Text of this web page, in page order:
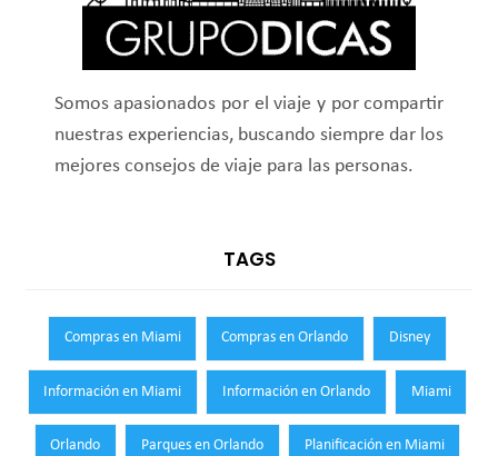
Somos apasionados por el viaje y por compartir
nuestras experiencias, buscando siempre dar los
mejores consejos de viaje para las personas.
TAGS
Compras en Miami Compras en Orlando Disney
Información en Miami Información en Orlando Miami
Orlando Parques en Orlando Planificación en Miami